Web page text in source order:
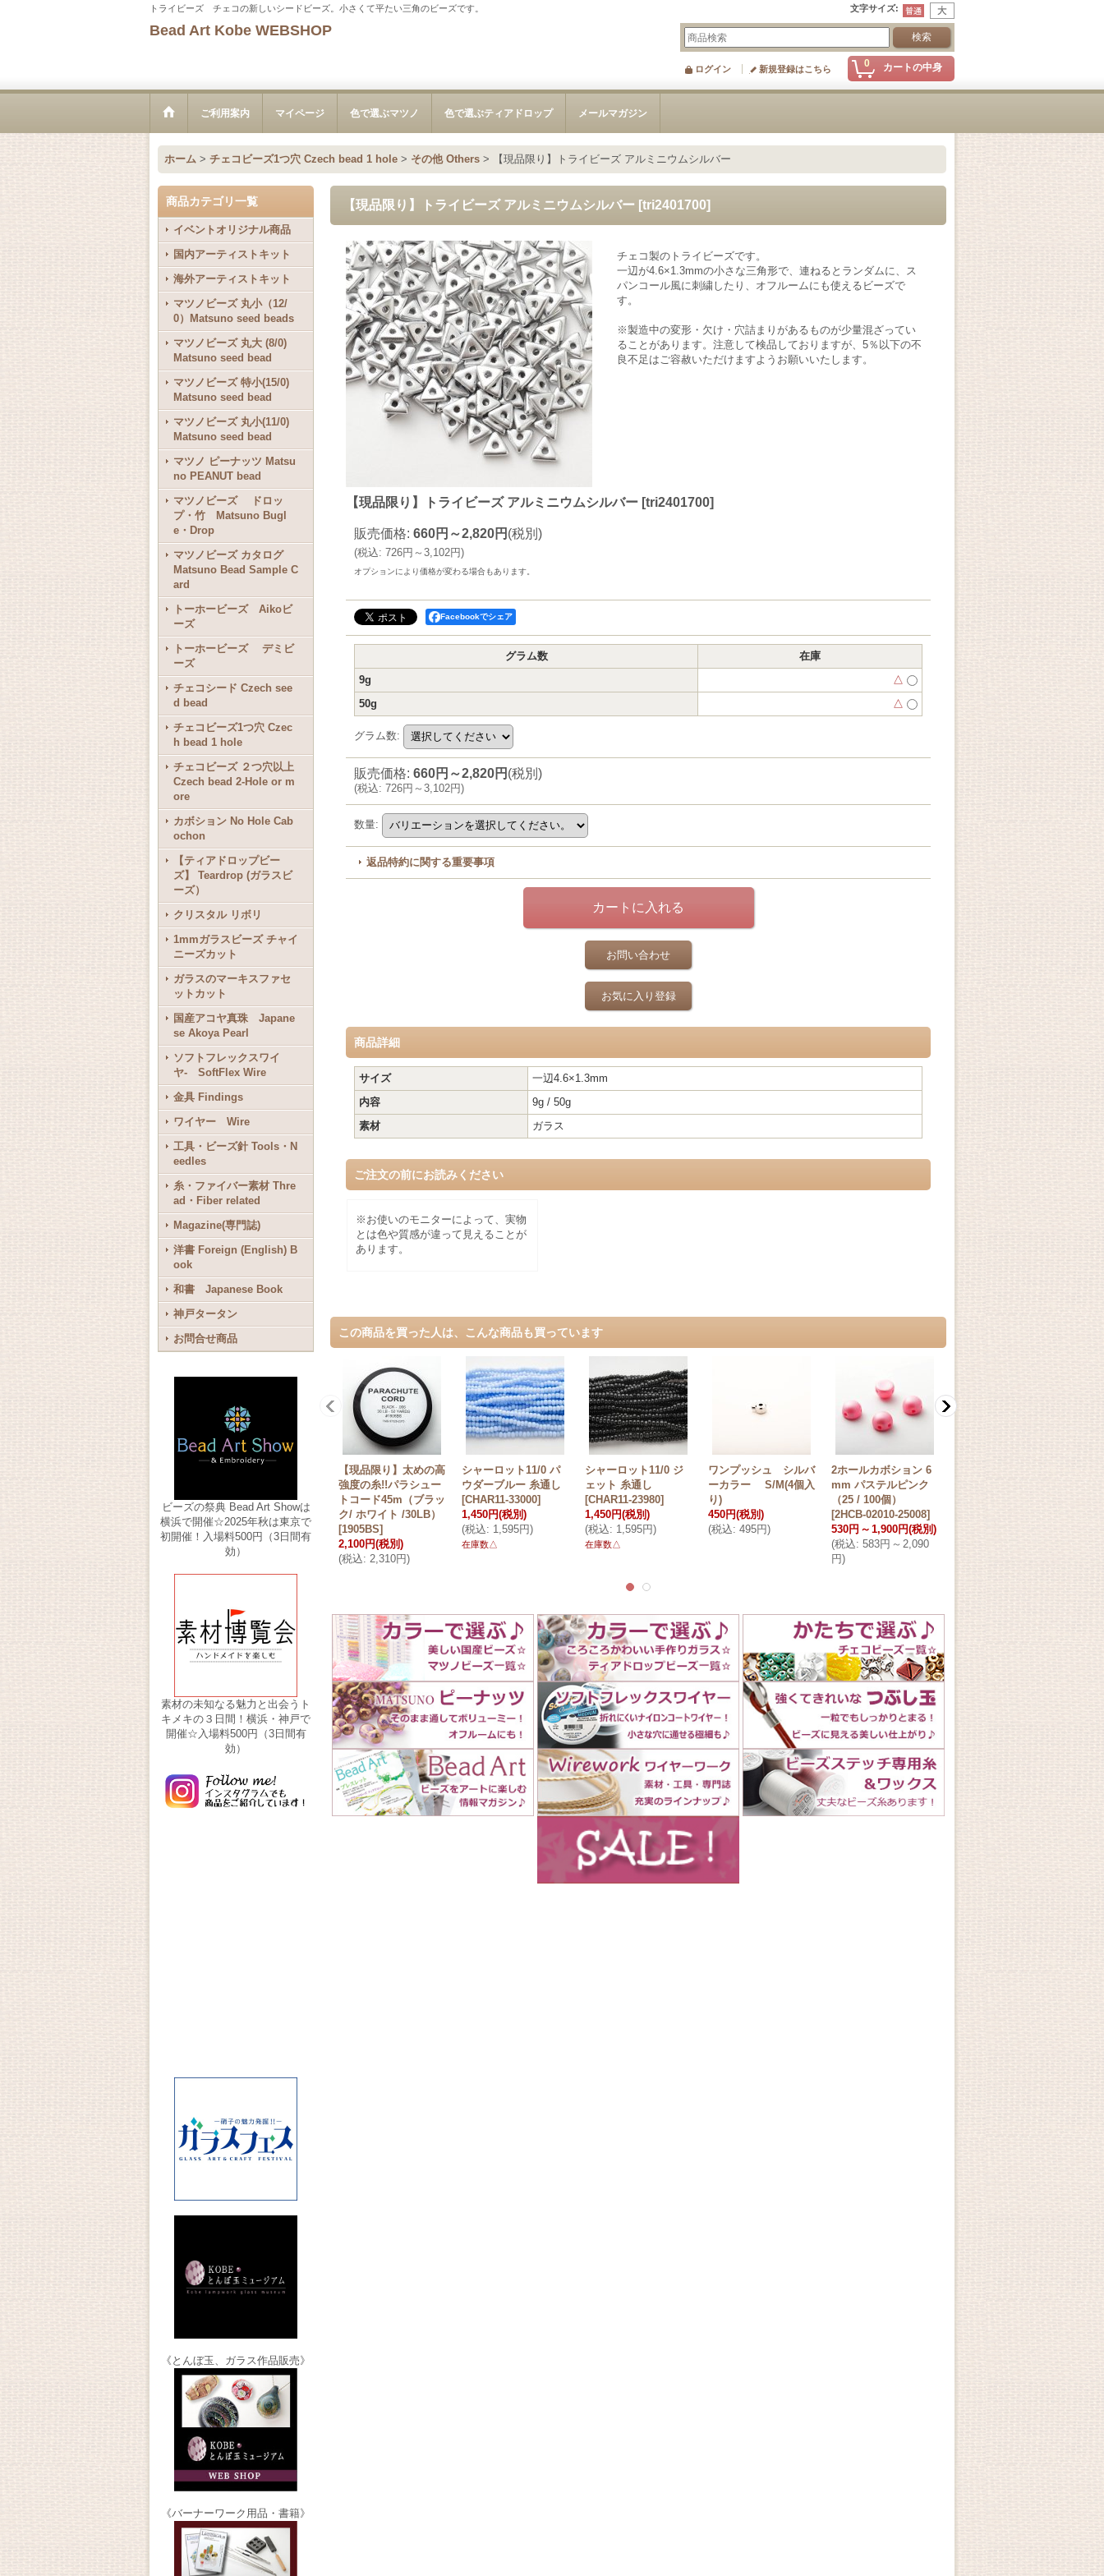
トライビーズ チェコの新しいシードビーズ。小さくて平たい三角のビーズです。 文字サイズ:
Bead Art Kobe WEBSHOP
0 カートの中身
ログイン 新規登録はこちら
ご利用案内 マイページ 色で選ぶマツノ 色で選ぶティアドロップ メールマガジン
ホーム > チェコビーズ1つ穴 Czech bead 1 hole > その他 Others > 【現品限り】トライビーズ アルミニウムシルバー
商品カテゴリ一覧
イベントオリジナル商品
国内アーティストキット
海外アーティストキット
マツノビーズ 丸小（12/
0）Matsuno seed beads
マツノビーズ 丸大 (8/0)
Matsuno seed bead
マツノビーズ 特小(15/0)
Matsuno seed bead
マツノビーズ 丸小(11/0)
Matsuno seed bead
マツノ ピーナッツ Matsu
no PEANUT bead
マツノビーズ ドロッ
プ・竹 Matsuno Bugl
e・Drop
マツノビーズ カタログ
Matsuno Bead Sample C
ard
トーホービーズ Aikoビ
ーズ
トーホービーズ デミビ
ーズ
チェコシード Czech see
d bead
チェコビーズ1つ穴 Czec
h bead 1 hole
チェコビーズ ２つ穴以上
Czech bead 2-Hole or m
ore
カボション No Hole Cab
ochon
【ティアドロップビー
ズ】 Teardrop (ガラスビ
ーズ）
クリスタル リボリ
1mmガラスビーズ チャイ
ニーズカット
ガラスのマーキスファセ
ットカット
国産アコヤ真珠 Japane
se Akoya Pearl
ソフトフレックスワイ
ヤ- SoftFlex Wire
金具 Findings
ワイヤー Wire
工具・ビーズ針 Tools・N
eedles
糸・ファイバー素材 Thre
ad・Fiber related
Magazine(専門誌)
洋書 Foreign (English) B
ook
和書 Japanese Book
神戸タータン
お問合せ商品
ビーズの祭典 Bead Art Showは
横浜で開催☆2025年秋は東京で
初開催！入場料500円（3日間有
効）
素材の未知なる魅力と出会うト
キメキの３日間！横浜・神戸で
開催☆入場料500円（3日間有
効）
《とんぼ玉、ガラス作品販売》
《バーナーワーク用品・書籍》
【現品限り】トライビーズ アルミニウムシルバー [tri2401700]
チェコ製のトライビーズです。
一辺が4.6×1.3mmの小さな三角形で、連ねるとランダムに、ス
パンコール風に刺繍したり、オフルームにも使えるビーズで
す。
※製造中の変形・欠け・穴詰まりがあるものが少量混ざってい
ることがあります。注意して検品しておりますが、5％以下の不
良不足はご容赦いただけますようお願いいたします。
【現品限り】トライビーズ アルミニウムシルバー [tri2401700]
販売価格: 660円～2,820円 (税別)
(税込: 726円～3,102円)
オプションにより価格が変わる場合もあります。
Facebookでシェア
グラム数
在庫
9g
△
50g
△
グラム数:
販売価格: 660円～2,820円 (税別)
(税込: 726円～3,102円)
数量:
返品特約に関する重要事項
お問い合わせ
お気に入り登録
商品詳細
サイズ
一辺4.6×1.3mm
内容
9g / 50g
素材
ガラス
ご注文の前にお読みください
※お使いのモニターによって、実物
とは色や質感が違って見えることが
あります。
この商品を買った人は、こんな商品も買っています
【現品限り】太めの高
強度の糸!!パラシュー
トコード45m（ブラッ
ク/ ホワイト /30LB）
[1905BS]
2,100円(税別)
(税込: 2,310円)
シャーロット11/0 パ
ウダーブルー 糸通し
[CHAR11-33000]
1,450円(税別)
(税込: 1,595円)
在庫数△
シャーロット11/0 ジ
ェット 糸通し
[CHAR11-23980]
1,450円(税別)
(税込: 1,595円)
在庫数△
ワンプッシュ シルバ
ーカラー S/M(4個入
り)
450円(税別)
(税込: 495円)
2ホールカボション 6
mm パステルピンク
（25 / 100個）
[2HCB-02010-25008]
530円 ～ 1,900円(税別)
(税込: 583円 ～ 2,090
円)
税込
在庫